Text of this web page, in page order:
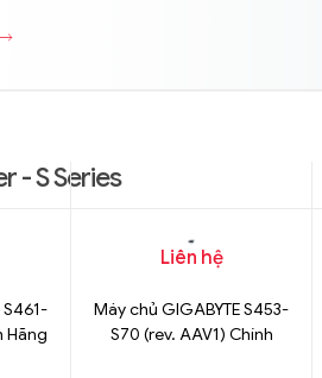
- S Series
S461-
Hãng
Liên hệ
Máy chủ GIGABYTE S453-
S70 (rev. AAV1) Chính